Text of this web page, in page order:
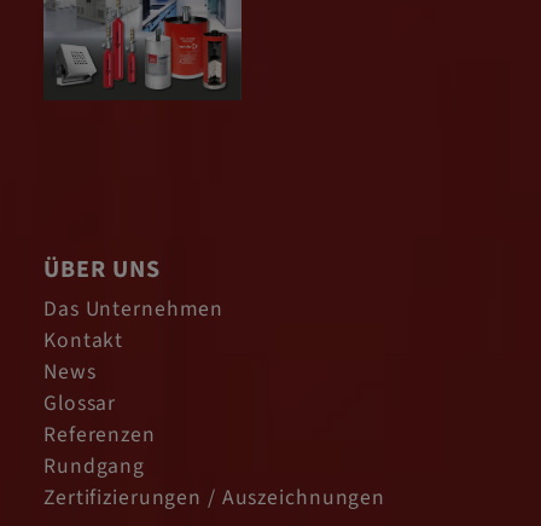
ÜBER UNS
Das Unternehmen
Kontakt
News
Glossar
Referenzen
Rundgang
Zertifizierungen / Auszeichnungen